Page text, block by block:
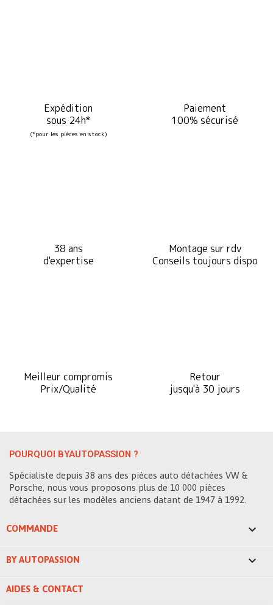
Expédition
sous 24h*
(*pour les pièces en stock)
Paiement
100% sécurisé
38 ans
d'expertise
Montage sur rdv
Conseils toujours dispo
Meilleur compromis
Prix/Qualité
Retour
jusqu'à 30 jours
POURQUOI BYAUTOPASSION ?
Spécialiste depuis 38 ans des pièces auto détachées VW &
Porsche, nous vous proposons plus de 10 000 pièces
détachées sur les modèles anciens datant de 1947 à 1992.
COMMANDE 
BY AUTOPASSION 
AIDES & CONTACT